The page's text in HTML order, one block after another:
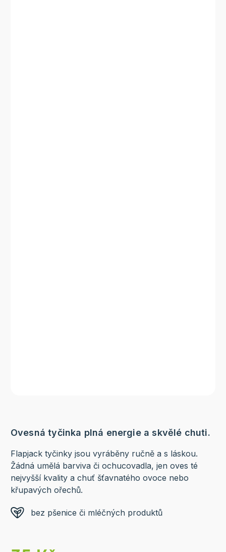
Ovesná tyčinka plná energie a skvělé chuti.
Flapjack tyčinky jsou vyráběny ručně a s láskou.
Žádná umělá barviva či ochucovadla, jen oves té
nejvyšší kvality a chuť šťavnatého ovoce nebo
křupavých ořechů.
bez pšenice či mléčných produktů